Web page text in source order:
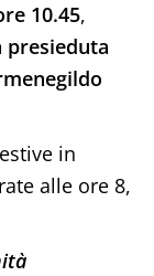
10.45,
presieduta
in
alle ore 8,